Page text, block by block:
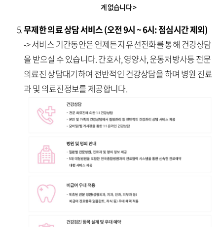
계 없습니다 >
무제한 의료 상담 서비스 (오전 9시 ~ 6시: 점심시간 제외)
-> 서비스 기간동안은 언제든지 유선전화를 통해 건강상담
을 받으실 수 있습니다. 간호사, 영양사, 운동처방사등 전문
의료진 상담대기하여 전반적인 건강상담을 하며 병원 진료
과 및 의료진정보를 제공합니다.